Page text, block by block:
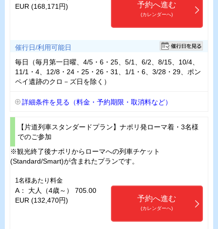
EUR (168,171円)
予約へ進む
(カレンダーへ)
催行日/利用可能日
毎日（毎月第一日曜、4/5・6・25、5/1、6/2、8/15、10/4、
11/1・4、12/8・24・25・26・31、1/1・6、3/28・29、ポン
ペイ遺跡のクロ－ズ日を除く）
詳細条件を見る（料金・予約期限・取消料など）
【片道列車スタンダードプラン】ナポリ発ローマ着・3名様
でのご参加
※観光終了後ナポリからローマへの列車チケット
(Standard/Smart)が含まれたプランです。
1名様あたり料金
A： 大人（4歳～） 705.00
EUR (132,470円)
予約へ進む
(カレンダーへ)